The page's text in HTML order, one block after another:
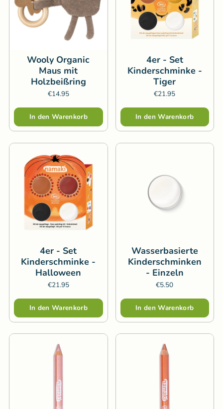
Wooly Organic
Maus mit
Holzbeißring
€14.95
Menge
In den Warenkorb
4er - Set
Kinderschminke -
Tiger
€21.95
Menge
In den Warenkorb
4er - Set
Kinderschminke -
Halloween
€21.95
Menge
In den Warenkorb
Wasserbasierte
Kinderschminken
- Einzeln
€5.50
In den Warenkorb